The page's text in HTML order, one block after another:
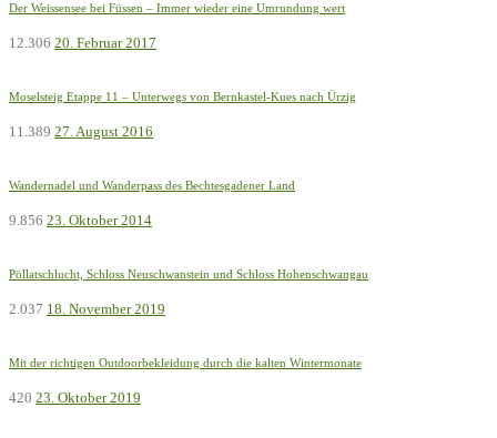
Der Weissensee bei Füssen – Immer wieder eine Umrundung wert
12.306 20. Februar 2017
Moselsteig Etappe 11 – Unterwegs von Bernkastel-Kues nach Ürzig
11.389 27. August 2016
Wandernadel und Wanderpass des Bechtesgadener Land
9.856 23. Oktober 2014
Pöllatschlucht, Schloss Neuschwanstein und Schloss Hohenschwangau
2.037 18. November 2019
Mit der richtigen Outdoorbekleidung durch die kalten Wintermonate
420 23. Oktober 2019